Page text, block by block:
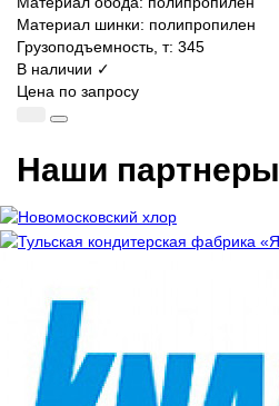
Материал шинки: полипропилен
Грузоподъемность, т: 345
В наличии ✓
Цена по запросу
Наши партнеры